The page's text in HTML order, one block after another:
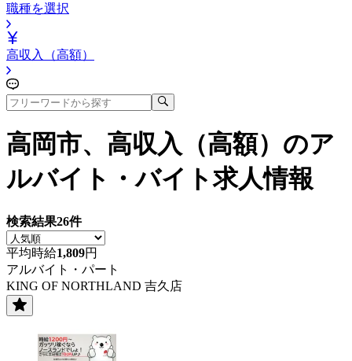
職種を選択
高収入（高額）
高岡市、高収入（高額） のア
ルバイト・バイト求人情報
検索結果26件
平均時給1,809円
アルバイト・パート
KING OF NORTHLAND 吉久店